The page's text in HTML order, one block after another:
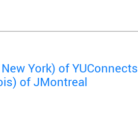
York) of YUConnects
of JMontreal